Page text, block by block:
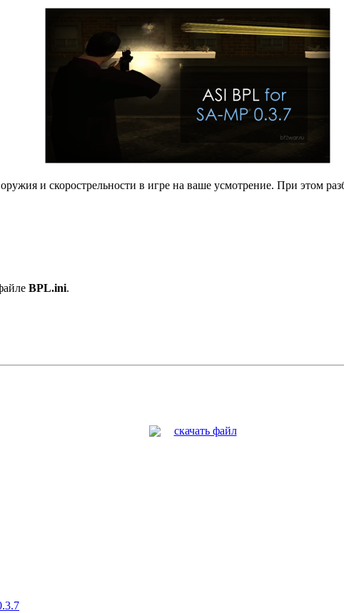
и скорострельности в игре на ваше усмотрение. При этом
BPL.ini.
скачать файл